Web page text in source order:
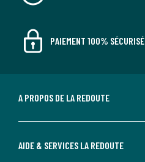
PAIEMENT 100% SÉCURISÉ
A PROPOS DE LA REDOUTE
AIDE & SERVICES LA REDOUTE